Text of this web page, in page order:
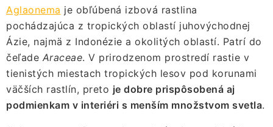
PRÍSLUŠENSTVO
KVETINÁČE
KVETINÁČE A OBALY NA RASTLINY
Aglaonema je obľúbená izbová rastlina
pochádzajúca z tropických oblastí juhovýchodnej
Ázie, najmä z Indonézie a okolitých oblastí. Patrí do
čeľade Araceae. V prirodzenom prostredí rastie v
tienistých miestach tropických lesov pod korunami
väčších rastlín, preto je dobre prispôsobená aj
podmienkam v interiéri s menším množstvom svetla.